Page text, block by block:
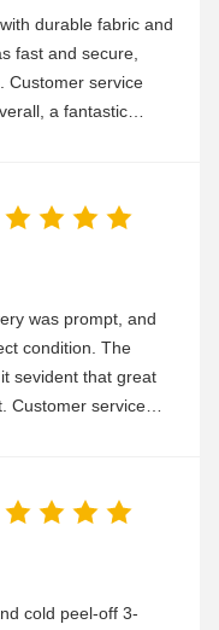
durable fabric and
fast and secure,
Customer service
a fantastic
was prompt, and
condition. The
sevident that great
Customer service
cold peel-off 3-